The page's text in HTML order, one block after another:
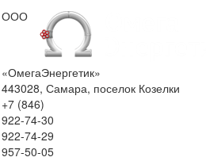
ООО
«ОмегаЭнергетик»
443028, Самара, поселок Козелки
+7 (846)
922-74-30
922-74-29
957-50-05